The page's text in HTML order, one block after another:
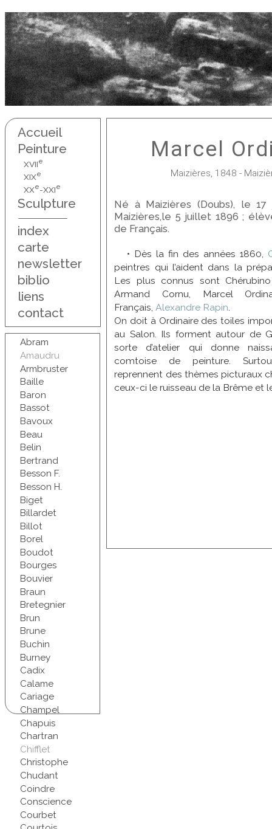
Accueil
Peinture
XVIIe
XIXe
XXe-XXIe
Sculpture
index
carte
newsletter
biblio
liens
contact
Abram
Amaudru
Armbruster
Baille
Baron
Bassot
Bavoux
Beau
Belin
Bertrand
Besson F.
Besson H.
Biget
Billardet
Billot
Borel
Boudot
Bourges
Bouvier
Braun
Bretegnier
Brun
Brune
Buchin
Burney
Cadix
Calame
Cariage
Champel
Chapuis
Chartran
Chifflet
Christophe
Chudant
Coindre
Conscience
Courbet
Marcel
Maizières, 1848 -
Né à Maizières (Doubs), le
Maizières,le 5 juillet 1896 ;
de Français.
• Dès la fin des années 1860,
peintres qui l’aident dans la
Les plus connus sont
Armand Cornu, Marcel
Français,Alexandre Rapin
On doit à Ordinaire des toiles
au Salon. Ils forment autour de
sorte d’atelier qui donne
comtoise de peinture.
reprennent des thèmes picturaux
ceux-ci le ruisseau de la Brême et